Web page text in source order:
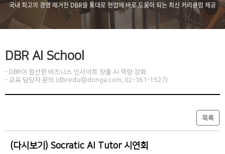
국내 최고의 경영 매거진 DBR을 토대로 현업에 바로 도움이 되는 최신 커리큘럼 제공
DBR AI School
- DBR이 엄선한 비즈니스 인사이트 창출 AI 역량 강화
- 교육 담당자 문의 (dbredu@donga.com, 02-361-1527)
목록
(다시보기) Socratic AI Tutor 시연회